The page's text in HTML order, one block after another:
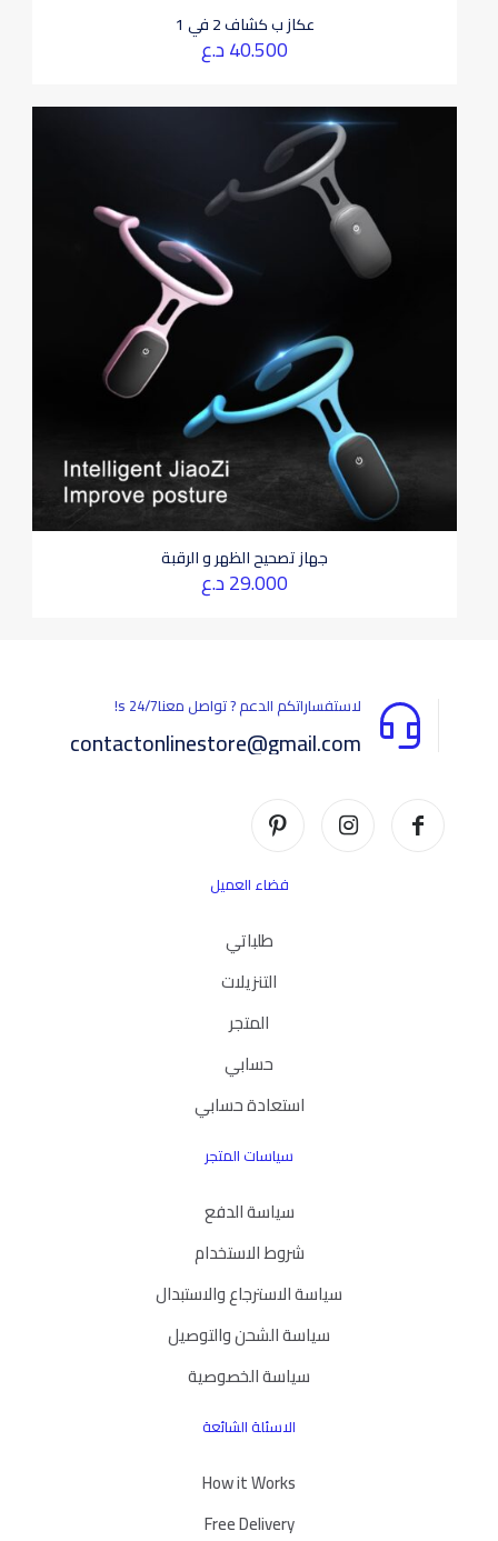
عكاز ب كشاف 2 في 1
40.500د.ع
جهاز تصحيح الظهر و الرقبة
29.000د.ع
لاستفساراتكم الدعم ? تواصل معناs 24/7!
contactonlinestore@gmail.com
فضاء العميل
طلباتي
التنزيلات
المتجر
حسابي
استعادة حسابي
سياسات المتجر
سياسة الدفع
شروط الاستخدام
سياسة الاسترجاع والاستبدال
سياسة الشحن والتوصيل
سياسة الخصوصية
الاسئلة الشائعة
How it Works
Free Delivery